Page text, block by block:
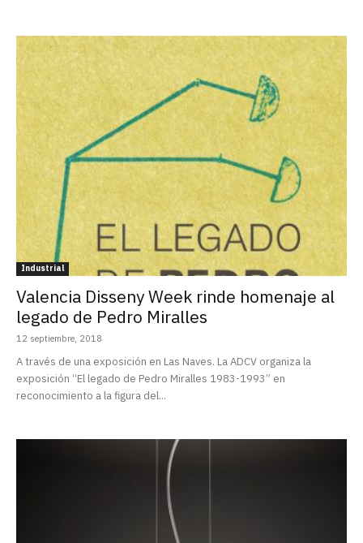
Industrial
Valencia Disseny Week rinde homenaje al
legado de Pedro Miralles
12 septiembre, 2018
A través de una exposición en Las Naves. La ADCV organiza la
exposición “El legado de Pedro Miralles 1983-1993” en
reconocimiento a la figura del...